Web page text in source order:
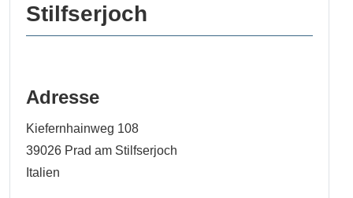
Stilfserjoch
Adresse
Kiefernhainweg 108
39026 Prad am Stilfserjoch
Italien